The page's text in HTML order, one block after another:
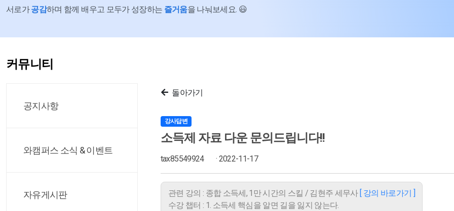
서로가공감하며 함께 배우고 모두가 성장하는 즐거움을 나눠보세요. 😃
커뮤니티
공지사항
와캠퍼스 소식 & 이벤트
자유게시판
돌아가기
강사답변
소득제 자료 다운 문의드립니다!!
tax85549924 · 2022-11-17
관련 강의 : 종합 소득세, 1만 시간의 스킬 / 김현주 세무사 [ 강의 바로가기 ]
수강 챕터 : 1. 소득세 핵심을 알면 길을 잃지 않는다.